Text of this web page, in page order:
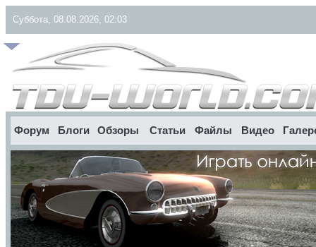
Суббота, 08.08.2026, 02:03
Форум Блоги Обзоры Статьи Файлы Видео